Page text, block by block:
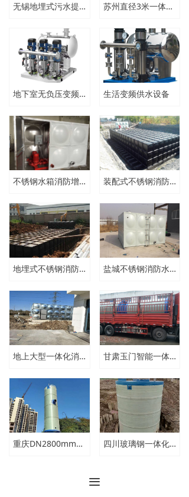
끀
无锡地埋式污水提升泵站生产厂家 苏州直径3米一体化预制污水泵站
地下室无负压变频恒压供水设备 生活变频供水设备
不锈钢水箱消防增压稳压设备 装配式不锈钢消防箱泵一体化泵站 智能消防水箱
地埋式不锈钢消防箱泵一体化 盐城不锈钢消防水箱各型号定做
地上大型一体化消防泵站 甘肃玉门智能一体化泵站格栅要求
重庆DN2800mm一体化泵站厂家 四川玻璃钢一体化泵站生产厂家